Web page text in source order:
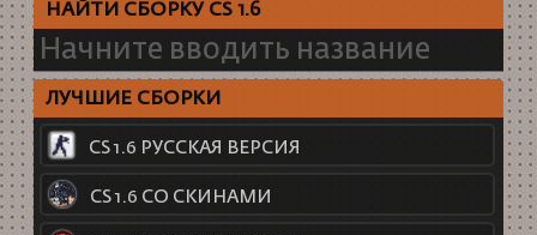
НАЙТИ СБОРКУ CS 1.6
ЛУЧШИЕ СБОРКИ
CS 1.6 РУССКАЯ ВЕРСИЯ
CS 1.6 СО СКИНАМИ